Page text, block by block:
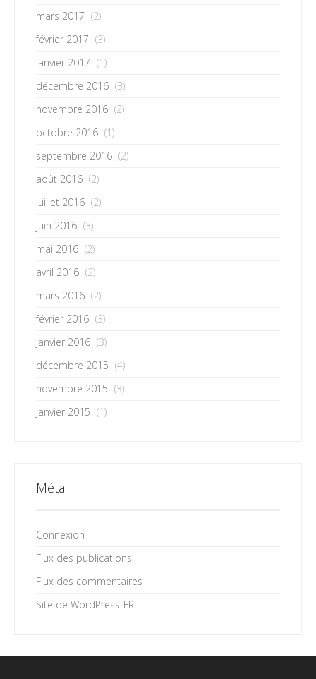
mars 2017 (2)
février 2017 (3)
janvier 2017 (1)
décembre 2016 (3)
novembre 2016 (2)
octobre 2016 (1)
septembre 2016 (2)
août 2016 (2)
juillet 2016 (2)
juin 2016 (3)
mai 2016 (2)
avril 2016 (2)
mars 2016 (2)
février 2016 (3)
janvier 2016 (3)
décembre 2015 (4)
novembre 2015 (3)
janvier 2015 (1)
Méta
Connexion
Flux des publications
Flux des commentaires
Site de WordPress-FR